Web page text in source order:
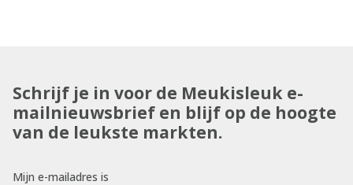
Schrijf je in voor de Meukisleuk e-
mailnieuwsbrief en blijf op de hoogte
van de leukste markten.
Mijn e-mailadres is